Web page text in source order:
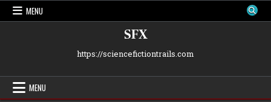
Skip
MENU
SFX
https://sciencefictiontrails.com
MENU